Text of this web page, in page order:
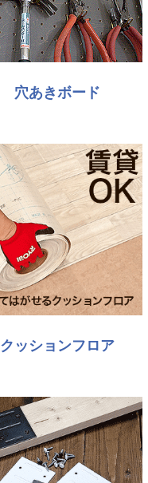
穴あきボード
クッションフロア